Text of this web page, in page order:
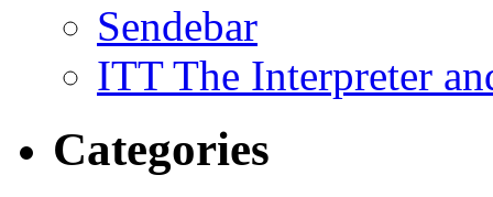
Sendebar
ITT The Interpreter
Categories